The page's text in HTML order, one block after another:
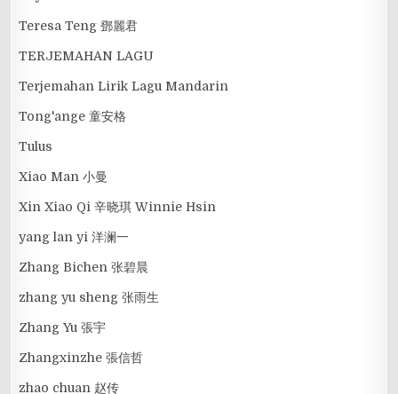
Teresa Teng 鄧麗君
TERJEMAHAN LAGU
Terjemahan Lirik Lagu Mandarin
Tong'ange 童安格
Tulus
Xiao Man 小曼
Xin Xiao Qi 辛晓琪 Winnie Hsin
yang lan yi 洋澜一
Zhang Bichen 张碧晨
zhang yu sheng 张雨生
Zhang Yu 張宇
Zhangxinzhe 張信哲
zhao chuan 赵传